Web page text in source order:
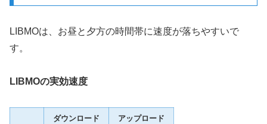
LIBMOは、お昼と夕方の時間帯に速度が落ちやすいで
す。
LIBMOの実効速度
ダウンロード アップロード